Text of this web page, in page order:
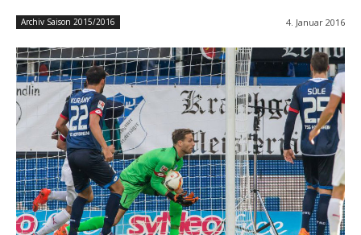
Archiv Saison 2015/2016 4. Januar 2016